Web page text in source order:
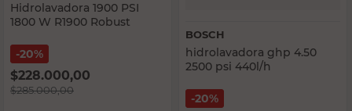
Hidrolavadora 1900 PSI
1800 W R1900 Robust
20%
$228.000,00
$285.000,00
BOSCH
hidrolavadora ghp 4.50
2500 psi 440l/h
20%